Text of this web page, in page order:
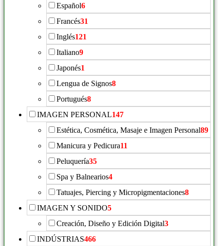
Español6
Francés31
Inglés121
Italiano9
Japonés1
Lengua de Signos8
Portugués8
IMAGEN PERSONAL147
Estética, Cosmética, Masaje e Imagen Personal89
Manicura y Pedicura11
Peluquería35
Spa y Balnearios4
Tatuajes, Piercing y Micropigmentaciones8
IMAGEN Y SONIDO5
Creación, Diseño y Edición Digital3
INDÚSTRIAS466